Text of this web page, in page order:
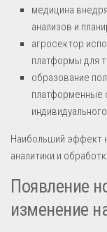
медицина
анализов и
агросектор
платформы для
образование
платформенные
Наибольший эффект
аналитики и
Появление
изменение